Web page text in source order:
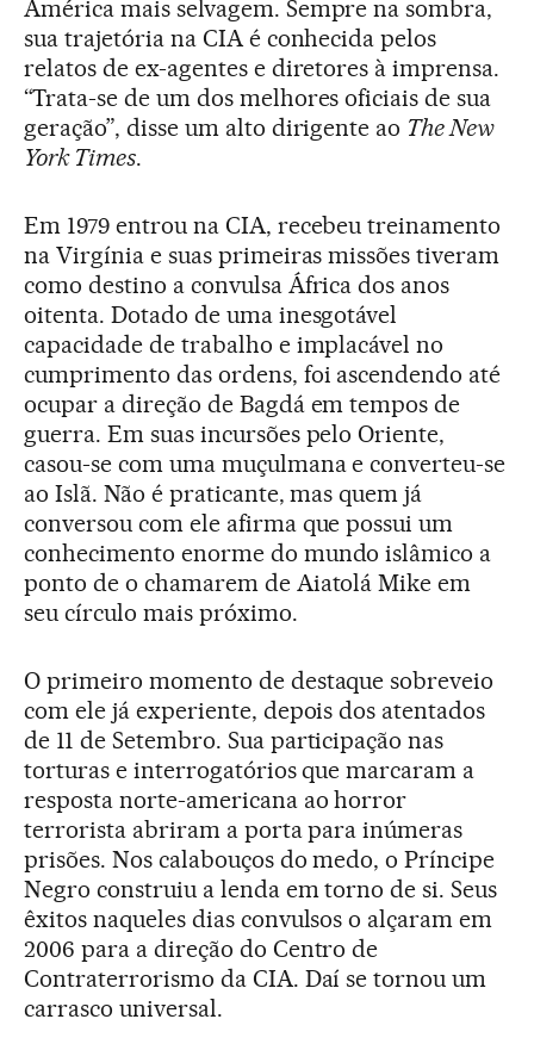
América mais selvagem. Sempre na sombra,
sua trajetória na CIA é conhecida pelos
relatos de ex-agentes e diretores à imprensa.
“Trata-se de um dos melhores oficiais de sua
geração”, disse um alto dirigente ao The New
York Times.
Em 1979 entrou na CIA, recebeu treinamento
na Virgínia e suas primeiras missões tiveram
como destino a convulsa África dos anos
oitenta. Dotado de uma inesgotável
capacidade de trabalho e implacável no
cumprimento das ordens, foi ascendendo até
ocupar a direção de Bagdá em tempos de
guerra. Em suas incursões pelo Oriente,
casou-se com uma muçulmana e converteu-se
ao Islã. Não é praticante, mas quem já
conversou com ele afirma que possui um
conhecimento enorme do mundo islâmico a
ponto de o chamarem de Aiatolá Mike em
seu círculo mais próximo.
O primeiro momento de destaque sobreveio
com ele já experiente, depois dos atentados
de 11 de Setembro. Sua participação nas
torturas e interrogatórios que marcaram a
resposta norte-americana ao horror
terrorista abriram a porta para inúmeras
prisões. Nos calabouços do medo, o Príncipe
Negro construiu a lenda em torno de si. Seus
êxitos naqueles dias convulsos o alçaram em
2006 para a direção do Centro de
Contraterrorismo da CIA. Daí se tornou um
carrasco universal.